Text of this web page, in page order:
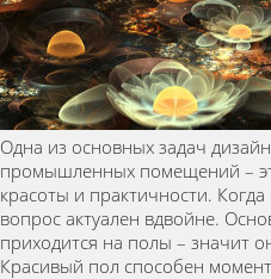
Одна из основных задач
промышленных помещений –
красоты и практичности.
вопрос актуален вдвойне.
приходится на полы – значит
Красивый пол способен